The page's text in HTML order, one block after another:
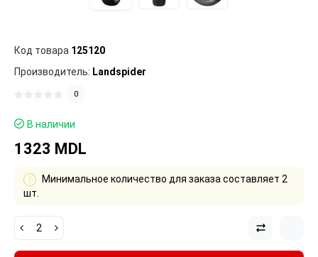
Код товара 125120
Производитель: Landspider
0
В наличии
1323 MDL
Минимальное количество для заказа составляет 2
шт.